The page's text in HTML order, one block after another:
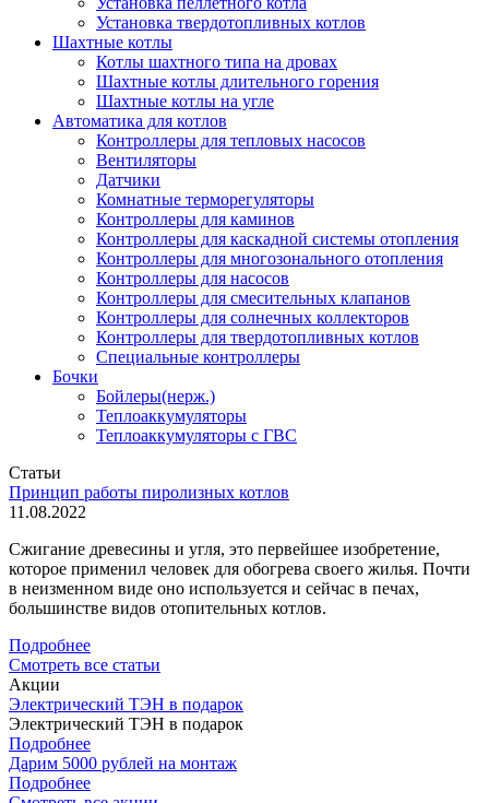
Установка твердотопливных котлов
Шахтные котлы
Котлы шахтного типа на дровах
Шахтные котлы длительного горения
Шахтные котлы на угле
Автоматика для котлов
Контроллеры для тепловых насосов
Вентиляторы
Датчики
Комнатные терморегуляторы
Контроллеры для каминов
Контроллеры для каскадной системы отопления
Контроллеры для многозонального отопления
Контроллеры для насосов
Контроллеры для смесительных клапанов
Контроллеры для солнечных коллекторов
Контроллеры для твердотопливных котлов
Специальные контроллеры
Бочки
Бойлеры(нерж.)
Теплоаккумуляторы
Теплоаккумуляторы с ГВС
Статьи
Принцип работы пиролизных котлов
11.08.2022
Сжигание древесины и угля, это первейшее изобретение,
которое применил человек для обогрева своего жилья. Почти
в неизменном виде оно используется и сейчас в печах,
большинстве видов отопительных котлов.
Подробнее
Смотреть все статьи
Акции
Электрический ТЭН в подарок
Электрический ТЭН в подарок
Подробнее
Дарим 5000 рублей на монтаж
Подробнее